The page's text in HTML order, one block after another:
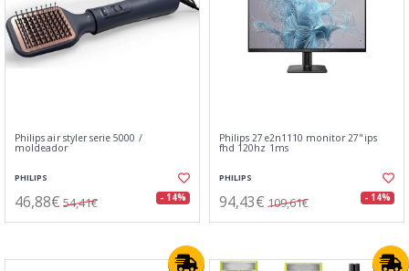
Philips air styler serie 5000 /
moldeador
PHILIPS
46,88€ 54,41€ - 14%
Philips 27e2n1110 monitor 27"ips
fhd 120hz 1ms
PHILIPS
94,43€ 109,61€ - 14%